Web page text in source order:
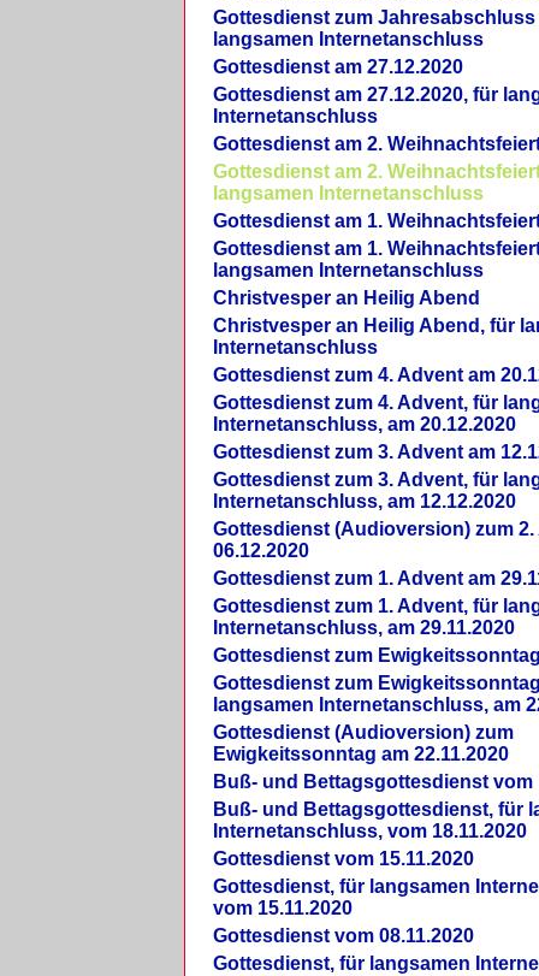
Gottesdienst zum Jahresabschluss
langsamen Internetanschluss
Gottesdienst am 27.12.2020
Gottesdienst am 27.12.2020, für
Internetanschluss
Gottesdienst am 2.
Gottesdienst am 2.
langsamen Internetanschluss
Gottesdienst am 1.
Gottesdienst am 1.
langsamen Internetanschluss
Christvesper an Heilig Abend
Christvesper an Heilig Abend, für
Internetanschluss
Gottesdienst zum 4. Advent am
Gottesdienst zum 4. Advent, für
Internetanschluss, am 20.12.2020
Gottesdienst zum 3. Advent am
Gottesdienst zum 3. Advent, für
Internetanschluss, am 12.12.2020
Gottesdienst (Audioversion) zum 2.
06.12.2020
Gottesdienst zum 1. Advent am
Gottesdienst zum 1. Advent, für
Internetanschluss, am 29.11.2020
Gottesdienst zum
Gottesdienst zum
langsamen Internetanschluss, am
Gottesdienst (Audioversion) zum
Ewigkeitssonntag am 22.11.2020
Buß- und Bettagsgottesdienst vom
Buß- und Bettagsgottesdienst, für
Internetanschluss, vom 18.11.2020
Gottesdienst vom 15.11.2020
Gottesdienst, für langsamen
vom 15.11.2020
Gottesdienst vom 08.11.2020
Gottesdienst, für langsamen